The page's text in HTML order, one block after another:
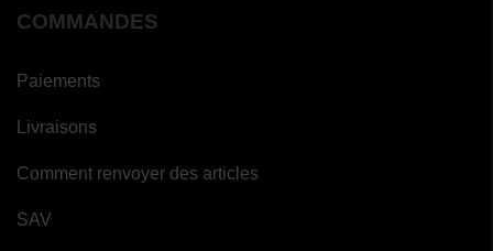
COMMANDES
Paiements
Livraisons
Comment renvoyer des articles
SAV